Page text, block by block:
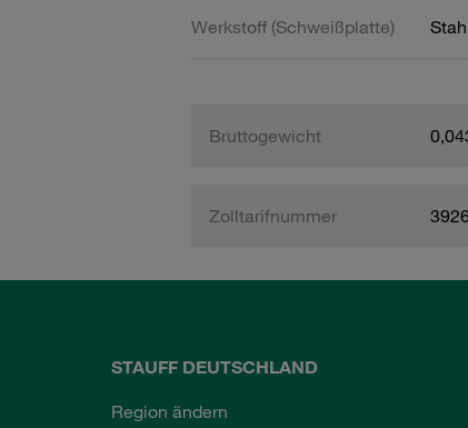
Werkstoff (Schweißplatte)
Bruttogewicht
Zolltarifnummer
STAUFF DEUTSCHLAND
Region ändern